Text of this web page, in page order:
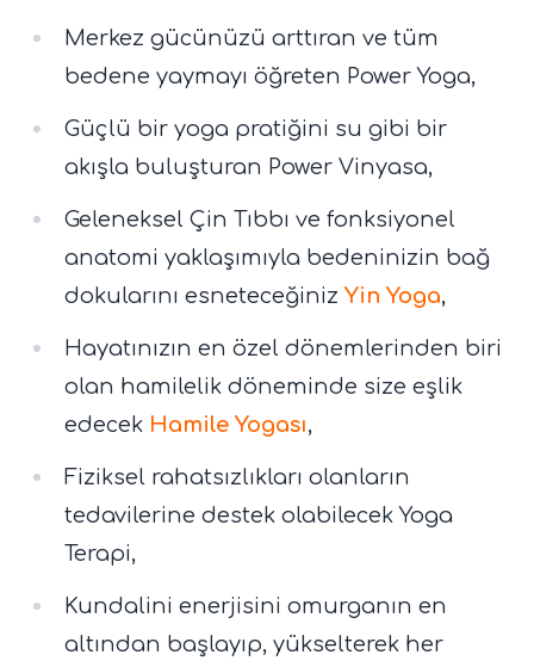
Merkez gücünüzü arttıran ve tüm
bedene yaymayı öğreten Power Yoga,
Güçlü bir yoga pratiğini su gibi bir
akışla buluşturan Power Vinyasa,
Geleneksel Çin Tıbbı ve fonksiyonel
anatomi yaklaşımıyla bedeninizin bağ
dokularını esneteceğiniz Yin Yoga,
Hayatınızın en özel dönemlerinden biri
olan hamilelik döneminde size eşlik
edecek Hamile Yogası,
Fiziksel rahatsızlıkları olanların
tedavilerine destek olabilecek Yoga
Terapi,
Kundalini enerjisini omurganın en
altından başlayıp, yükselterek her